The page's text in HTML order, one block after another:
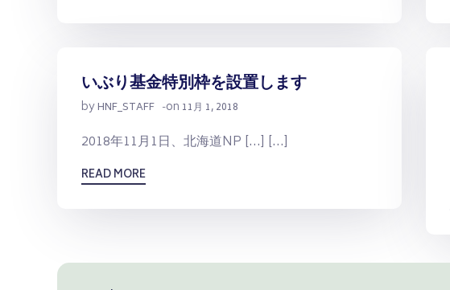
いぶり基金特別枠を設置します
byHNF_STAFF -on 11月 1, 2018
2018年11月1日、北海道NP […] […]
READ MORE